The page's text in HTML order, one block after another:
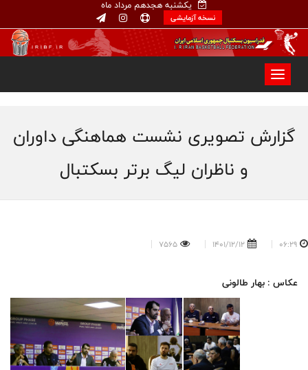
یکشنبه هجدهم مرداد ماه
نسخه آزمایشی
گزارش تصویری نشست هماهنگی داوران
و ناظران لیگ برتر بسکتبال
06:29
1401/12/12
7565
عکاس : بهار طالونی